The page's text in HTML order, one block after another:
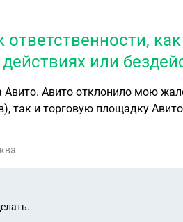
или
мою жалобу и отзыв удалять
так и торговую площадку